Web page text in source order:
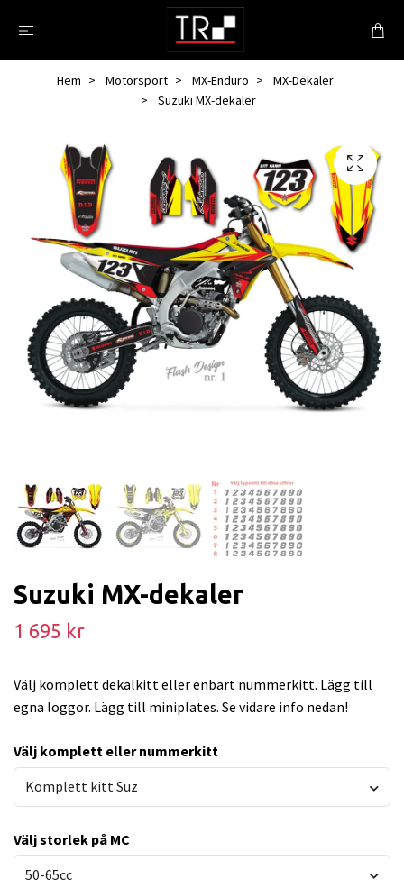
Hem Motorsport MX-Enduro
MX-Dekaler
Suzuki MX-dekaler
Suzuki MX-dekaler
1 695 kr
Välj komplett dekalkitt eller enbart nummerkitt. Lägg till
egna loggor. Lägg till miniplates. Se vidare info nedan!
Välj komplett eller nummerkitt
Komplett kitt Suz
Välj storlek på MC
50-65cc